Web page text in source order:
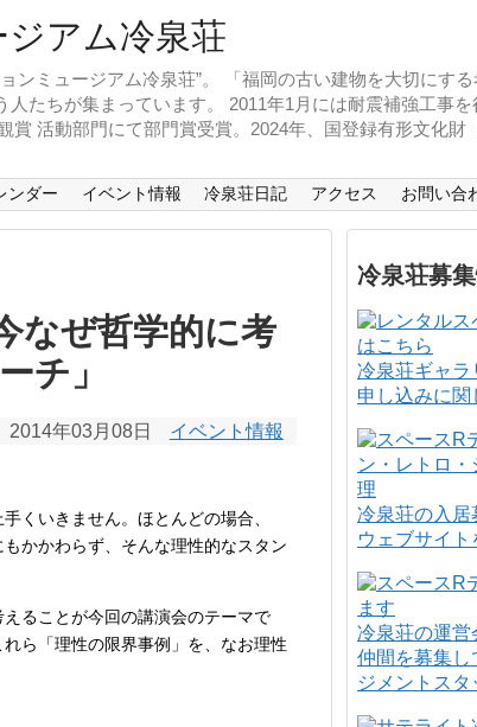
ンミュージアム冷泉荘”。 「福岡の古い建物を大切にす
たちが集まっています。 2011年1月には耐震補強工事
活動部門にて部門賞受賞。2024年、国登録有形文化財
ンダー イベント情報 冷泉荘日記 アクセス お問い合
なぜ哲学的に考
チ」
2014年03月08日 イベント情報
くいきません。ほとんどの場合、
かかわらず、そんな理性的なスタン
ることが今回の講演会のテーマで
ら「理性の限界事例」を、なお理性
冷泉荘募
冷泉荘ギャラ
申し込みに
冷泉荘の入居
ウェブサイ
冷泉荘の運営
仲間を募集し
ジメントス